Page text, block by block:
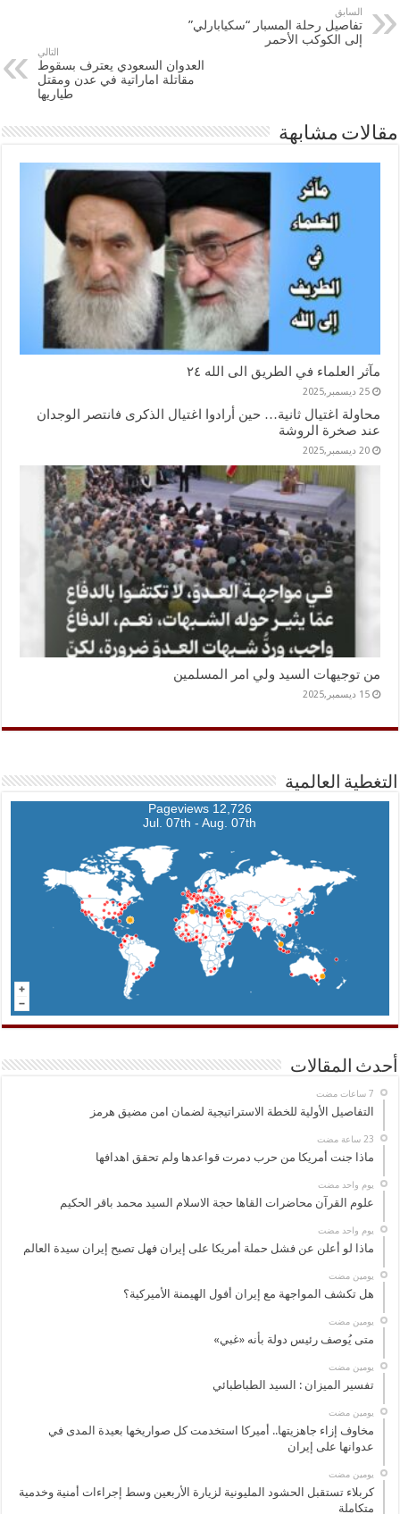
السابق
تفاصيل رحلة المسبار “سكيابارلي”
إلى الكوكب الأحمر
التالي
العدوان السعودي يعترف بسقوط
مقاتلة اماراتية في عدن ومقتل
طياريها
مقالات مشابهة
مآثر العلماء في الطريق الى الله ٢٤
25 ديسمبر,2025
محاولة اغتيال ثانية… حين أرادوا اغتيال الذكرى فانتصر الوجدان
عند صخرة الروشة
20 ديسمبر,2025
من توجيهات السيد ولي امر المسلمين
15 ديسمبر,2025
التغطية العالمية
12,726 Pageviews
Jul. 07th - Aug. 07th
أحدث المقالات
التفاصيل الأولية للخطة الاستراتيجية لضمان امن مضيق هرمز
ماذا جنت أمريكا من حرب دمرت قواعدها ولم تحقق اهدافها
‏يوم واحد مضت
علوم القرآن محاضرات القاها حجة الاسلام السيد محمد باقر الحكيم
‏يوم واحد مضت
ماذا لو أعلن عن فشل حملة أمريكا على إيران فهل تصبح إيران سيدة العالم
‏يومين مضت
هل تكشف المواجهة مع إيران أفول الهيمنة الأميركية؟
‏يومين مضت
متى يُوصف رئيس دولة بأنه «غبي»
‏يومين مضت
تفسير الميزان : السيد الطباطبائي
‏يومين مضت
مخاوف إزاء جاهزيتها.. أميركا استخدمت كل صواريخها بعيدة المدى في
عدوانها على إيران
‏يومين مضت
كربلاء تستقبل الحشود المليونية لزيارة الأربعين وسط إجراءات أمنية وخدمية
متكاملة